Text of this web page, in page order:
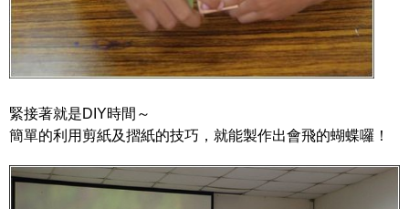
緊接著就是DIY時間～
簡單的利用剪紙及摺紙的技巧，就能製作出會飛的蝴蝶囉！